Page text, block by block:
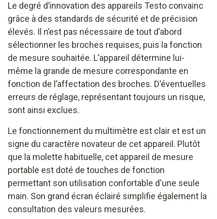
Le degré d’innovation des appareils Testo convainc
grâce à des standards de sécurité et de précision
élevés. Il n’est pas nécessaire de tout d’abord
sélectionner les broches requises, puis la fonction
de mesure souhaitée. L’appareil détermine lui-
même la grande de mesure correspondante en
fonction de l’affectation des broches. D'éventuelles
erreurs de réglage, représentant toujours un risque,
sont ainsi exclues.
Le fonctionnement du multimètre est clair et est un
signe du caractère novateur de cet appareil. Plutôt
que la molette habituelle, cet appareil de mesure
portable est doté de touches de fonction
permettant son utilisation confortable d'une seule
main. Son grand écran éclairé simplifie également la
consultation des valeurs mesurées.